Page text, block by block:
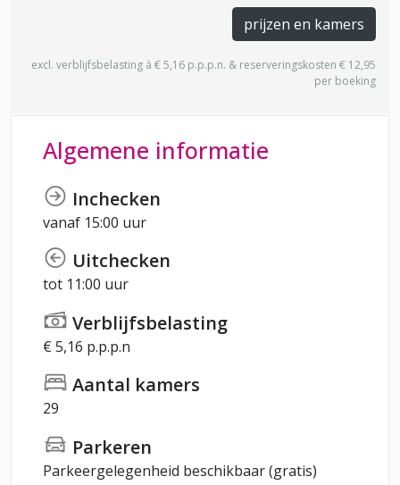
prijzen en kamers
excl. verblijfsbelasting à € 5,16 p.p.p.n. & reserveringskosten € 12,95
per boeking
Algemene informatie
Inchecken
vanaf 15:00 uur
Uitchecken
tot 11:00 uur
Verblijfsbelasting
€ 5,16 p.p.p.n
Aantal kamers
29
Parkeren
Parkeergelegenheid beschikbaar (gratis)